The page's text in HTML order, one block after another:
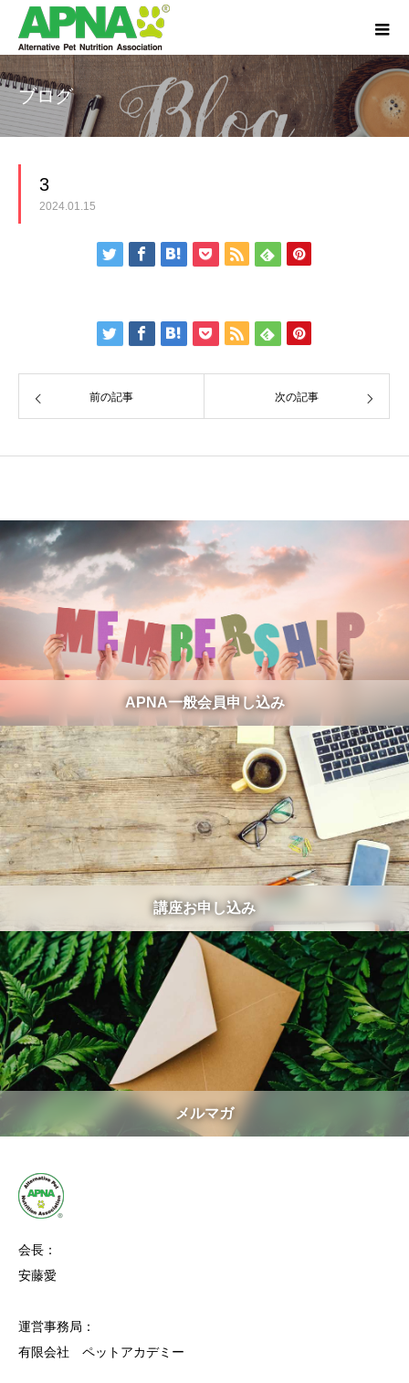
ブログ
3
2024.01.15
前の記事 次の記事
APNA一般会員申し込み
講座お申し込み
メルマガ
会長：
安藤愛
運営事務局：
有限会社 ペットアカデミー